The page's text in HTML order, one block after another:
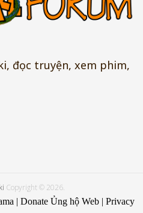
đọc truyện, xem phim,
Copyright © 2026.
| Donate Ủng hộ Web| Privacy